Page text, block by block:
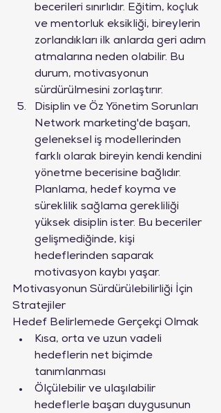
becerileri sınırlıdır. Eğitim, koçluk
ve mentorluk eksikliği, bireylerin
zorlandıkları ilk anlarda geri adım
atmalarına neden olabilir. Bu
durum, motivasyonun
sürdürülmesini zorlaştırır.
Disiplin ve Öz Yönetim Sorunları
Network marketing'de başarı,
geleneksel iş modellerinden
farklı olarak bireyin kendi kendini
yönetme becerisine bağlıdır.
Planlama, hedef koyma ve
süreklilik sağlama gerekliliği
yüksek disiplin ister. Bu beceriler
gelişmediğinde, kişi
hedeflerinden saparak
motivasyon kaybı yaşar.
Motivasyonun Sürdürülebilirliği İçin
Stratejiler
Hedef Belirlemede Gerçekçi Olmak
Kısa, orta ve uzun vadeli
hedeflerin net biçimde
tanımlanması
Ölçülebilir ve ulaşılabilir
hedeflerle başarı duygusunun